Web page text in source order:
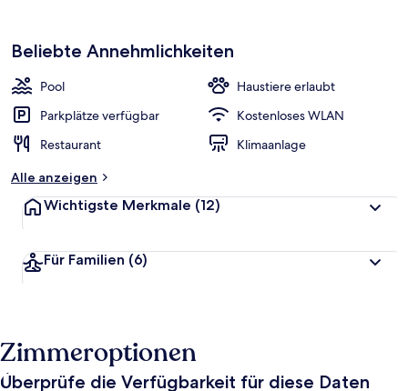
Beliebte Annehmlichkeiten
Pool
Haustiere erlaubt
Parkplätze verfügbar
Kostenloses WLAN
Restaurant
Klimaanlage
Alle anzeigen
Wichtigste Merkmale (12)
Für Familien (6)
Zimmeroptionen
Überprüfe die Verfügbarkeit für diese Daten